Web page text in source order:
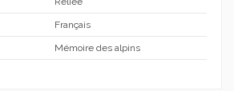
Français
Mémoire des alpins